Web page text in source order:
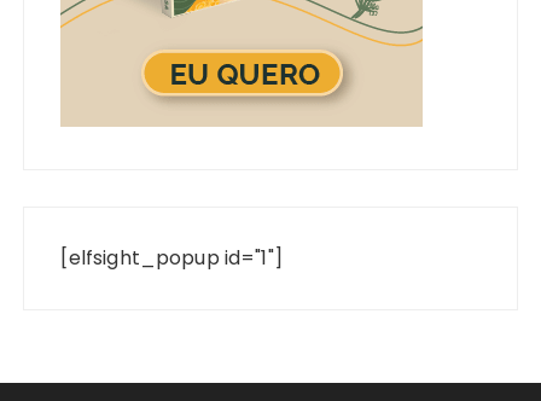
[elfsight_popup id="1"]